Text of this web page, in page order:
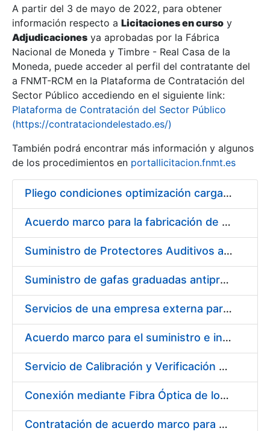
Erakutsi/Ezkutatu
Erakutsi/Ezkutatu
Erakutsi/Ezkutatu
Erakutsi/Ezkutatu
A partir del 3 de mayo de 2022, para obtener
información respecto a Licitaciones en curso y
Adjudicaciones ya aprobadas por la Fábrica
Nacional de Moneda y Timbre - Real Casa de la
Moneda, puede acceder al perfil del contratante del
a FNMT-RCM en la Plataforma de Contratación del
Sector Público accediendo en el siguiente link:
Plataforma de Contratación del Sector Público
(https://contrataciondelestado.es/)
También podrá encontrar más información y algunos
de los procedimientos en portallicitacion.fnmt.es
Pliego condiciones optimización cargas compras firmado
Acuerdo marco para la fabricación de piezas
Suministro de Protectores Auditivos a medida para las personas trabajadoras de los Centros de Trabajo de Madrid y Burgos
Suministro de gafas graduadas antiproyecciones para los trabajadores de la FNMT-RCM en los centros de trabajo de Madrid y Burgos
Servicios de una empresa externa para el asesoramiento y resolución de los recursos de alzada que se presentan relacionados con procesos de selección para la FNMT-RCM
Acuerdo marco para el suministro e instalación de persianas, estores y otros complementos
Servicio de Calibración y Verificación Externa de los Equipos de Medición del Servicio de Prevención de la FNMT-RCM
Conexión mediante Fibra Óptica de los Centros de Proceso de Datos (CPDs) de las sedes de la FNMT-RCM de Burgos y Madrid
Contratación de acuerdo marco para el Suministro de Material de Electricidad para la Fábrica Nacional de Moneda y Timbre-Real Casa de la Moneda en su centro de trabajo de Burgos